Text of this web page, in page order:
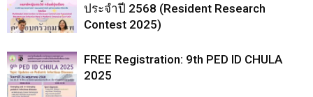
ประจำปี 2568 (Resident Research
Contest 2025)
FREE Registration: 9th PED ID CHULA
2025